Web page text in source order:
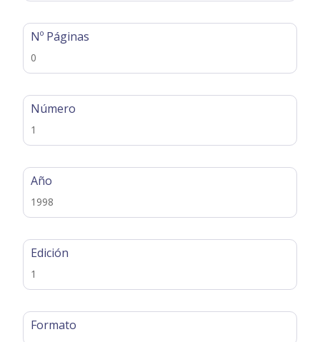
Nº Páginas
0
Número
1
Año
1998
Edición
1
Formato